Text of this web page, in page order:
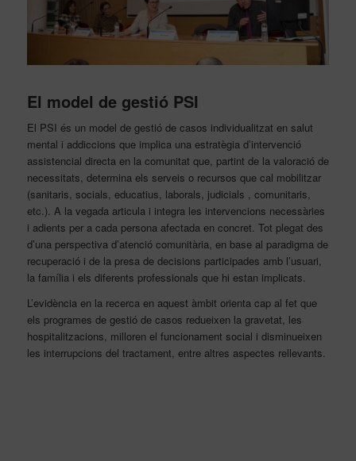
El model de gestió PSI
El PSI és un model de gestió de casos individualitzat en salut
mental i addiccions que implica una estratègia d’intervenció
assistencial directa en la comunitat que, partint de la valoració de
necessitats, determina els serveis o recursos que cal mobilitzar
(sanitaris, socials, educatius, laborals, judicials , comunitaris,
etc.). A la vegada articula i integra les intervencions necessàries
i adients per a cada persona afectada en concret. Tot plegat des
d’una perspectiva d’atenció comunitària, en base al paradigma de
recuperació i de la presa de decisions participades amb l’usuari,
la família i els diferents professionals que hi estan implicats.
L’evidència en la recerca en aquest àmbit orienta cap al fet que
els programes de gestió de casos redueixen la gravetat, les
hospitalitzacions, milloren el funcionament social i disminueixen
les interrupcions del tractament, entre altres aspectes rellevants.